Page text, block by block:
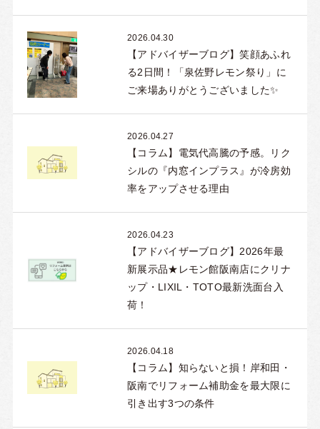
2026.04.30
【アドバイザーブログ】笑顔あふれ
る2日間！「泉佐野レモン祭り」に
ご来場ありがとうございました✨
2026.04.27
【コラム】電気代高騰の予感。リク
シルの『内窓インプラス』が冷房効
率をアップさせる理由
2026.04.23
【アドバイザーブログ】2026年最
新展示品★レモン館阪南店にクリナ
ップ・LIXIL・TOTO最新洗面台入
荷！
2026.04.18
【コラム】知らないと損！岸和田・
阪南でリフォーム補助金を最大限に
引き出す3つの条件